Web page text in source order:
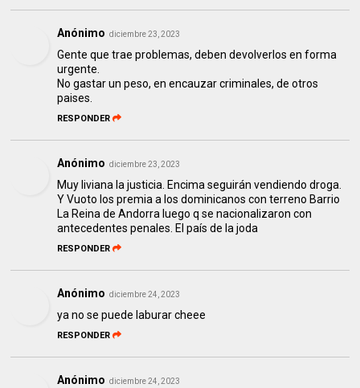
Anónimo diciembre 23, 2023
Gente que trae problemas, deben devolverlos en forma
urgente.
No gastar un peso, en encauzar criminales, de otros
paises.
RESPONDER
Anónimo diciembre 23, 2023
Muy liviana la justicia. Encima seguirán vendiendo droga.
Y Vuoto los premia a los dominicanos con terreno Barrio
La Reina de Andorra luego q se nacionalizaron con
antecedentes penales. El país de la joda
RESPONDER
Anónimo diciembre 24, 2023
ya no se puede laburar cheee
RESPONDER
Anónimo diciembre 24, 2023